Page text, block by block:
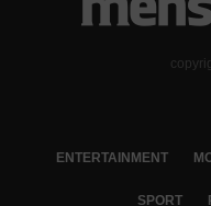
ENTERTAINMENT
SPORT